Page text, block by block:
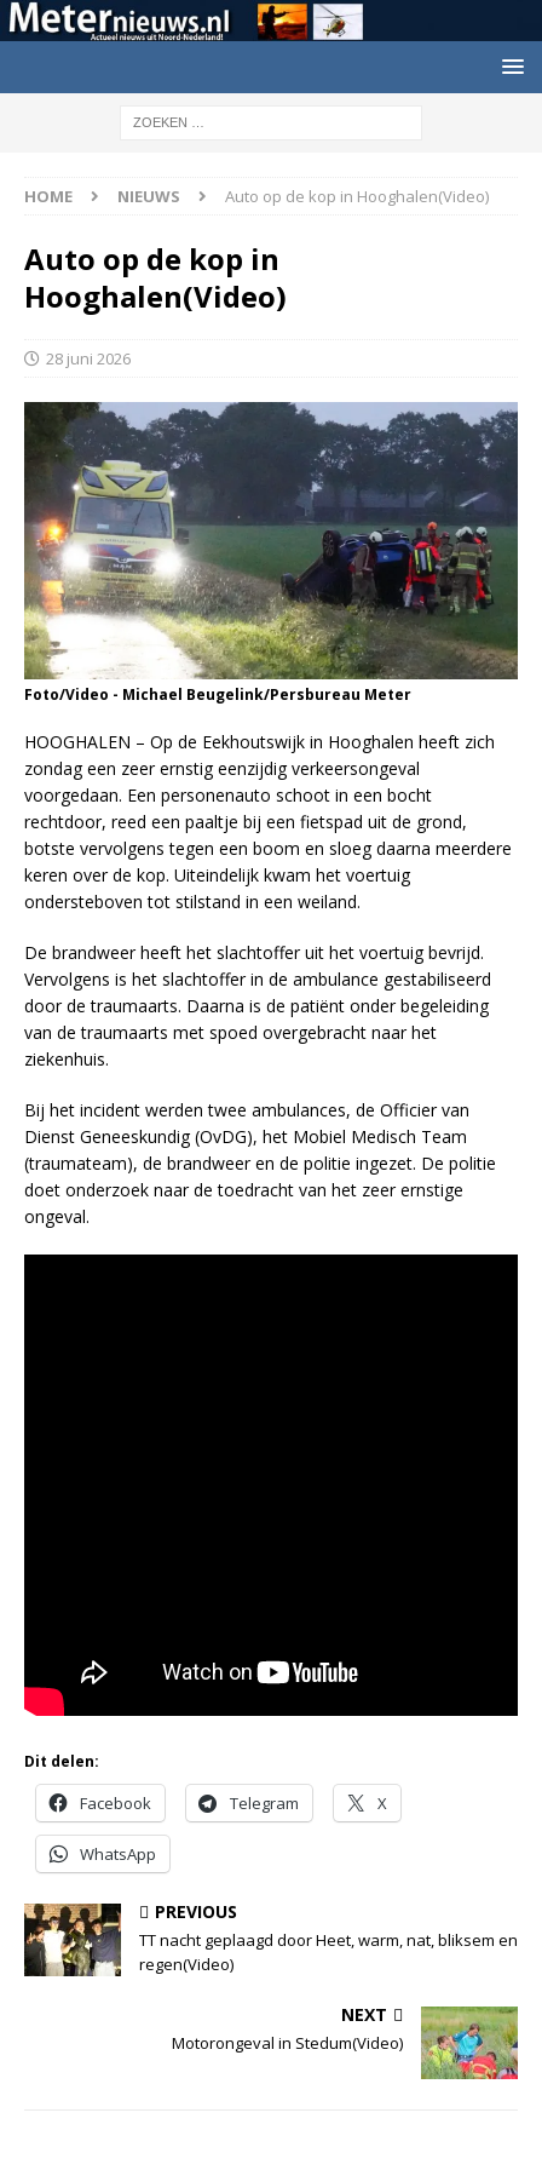
HOME NIEUWS Auto op de kop in Hooghalen(Video)
Auto op de kop in
Hooghalen(Video)
28 juni 2026
Foto/Video - Michael Beugelink/Persbureau Meter
HOOGHALEN – Op de Eekhoutswijk in Hooghalen heeft zich
zondag een zeer ernstig eenzijdig verkeersongeval
voorgedaan. Een personenauto schoot in een bocht
rechtdoor, reed een paaltje bij een fietspad uit de grond,
botste vervolgens tegen een boom en sloeg daarna meerdere
keren over de kop. Uiteindelijk kwam het voertuig
ondersteboven tot stilstand in een weiland.
De brandweer heeft het slachtoffer uit het voertuig bevrijd.
Vervolgens is het slachtoffer in de ambulance gestabiliseerd
door de traumaarts. Daarna is de patiënt onder begeleiding
van de traumaarts met spoed overgebracht naar het
ziekenhuis.
Bij het incident werden twee ambulances, de Officier van
Dienst Geneeskundig (OvDG), het Mobiel Medisch Team
(traumateam), de brandweer en de politie ingezet. De politie
doet onderzoek naar de toedracht van het zeer ernstige
ongeval.
Dit delen:
Facebook Telegram X
WhatsApp
PREVIOUS
TT nacht geplaagd door Heet, warm, nat, bliksem en
regen(Video)
NEXT
Motorongeval in Stedum(Video)